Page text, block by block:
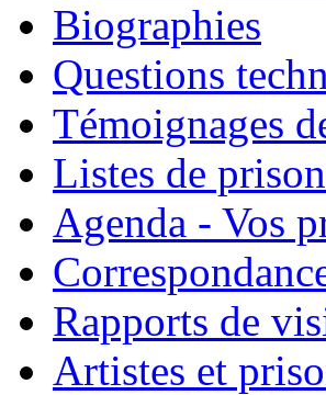
Biographies
Questions
Témoignages
Listes de
Agenda - Vos
Rapports de
Artistes et